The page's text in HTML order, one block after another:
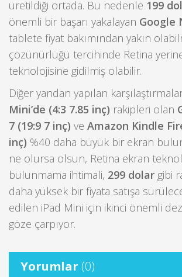
üretildiği ortada. Bu nedenle 199
önemli bir başarı yakalayan Google
tablete fiyat bakımından yakın
çözünürlüğü tercihinde Retina
teknolojisine gidilmiş olabilir.
Diğer yandan yapılan
Mini’de (4:3 7.85 inç) rakipleri olan
7 (19:9 7 inç) ve Amazon Kindle
inç) %40 daha büyük bir ekran
ne olursa olsun, Retina ekran
bulunmama ihtimali, 299 dolar gibi
daha yüksek bir fiyata satışa
edilen iPad Mini için ikinci önemli
göze çarpıyor.
Yorumlar (0)